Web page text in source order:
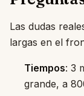
Las dudas
largas en el
Tiempos: 3
grande, a